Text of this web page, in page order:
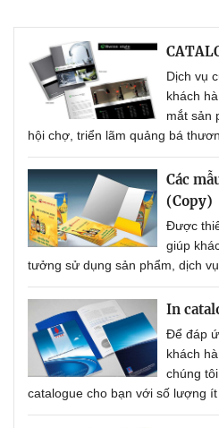
Dịch vụ
khách
mắt sản
hội chợ, triển lãm quảng bá
Các
(Copy)
Được
giúp
tưởng sử dụng sản phẩm, dịch
In
Để đáp
khách
chúng
catalogue cho bạn với số lượng